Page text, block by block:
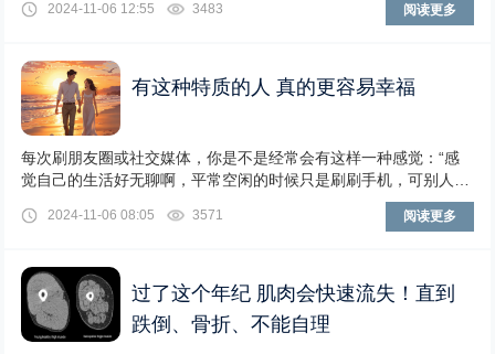
2024-11-06 12:55 3483 阅读更多
有这种特质的人 真的更容易幸福
每次刷朋友圈或社交媒体，你是不是经常会有这样一种感觉：“感
觉自己的生活好无聊啊，平常空闲的时候只是刷刷手机，可别人总
2024-11-06 08:05 3571 阅读更多
过了这个年纪 肌肉会快速流失！直到
跌倒、骨折、不能自理